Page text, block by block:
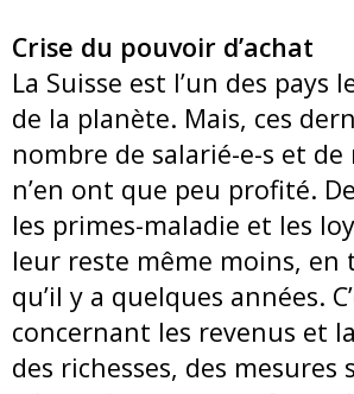
Crise du pouvoir d’achat
La Suisse est l’un des pays
de la planète. Mais, ces
nombre de salarié-e-s et
n’en ont que peu profité.
les primes-maladie et les
leur reste même moins, en
qu’il y a quelques années.
concernant les revenus et
des richesses, des mesures